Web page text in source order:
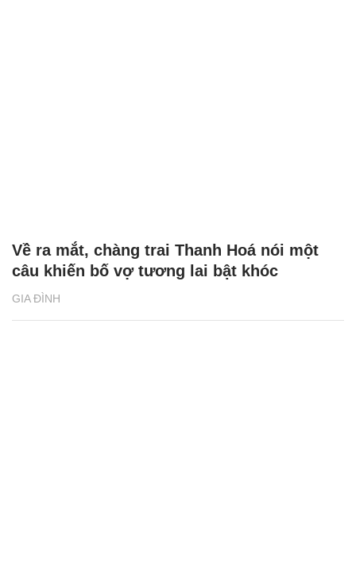
GIA ĐÌNH
Về ra mắt, chàng trai Thanh Hoá nói một
câu khiến bố vợ tương lai bật khóc